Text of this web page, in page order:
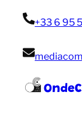
+33 6 95